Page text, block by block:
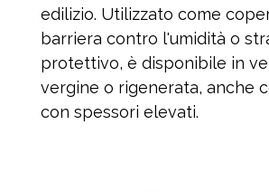
edilizio. Utilizzato come
barriera contro l'umidità o
protettivo, è disponibile in
vergine o rigenerata, anche
con spessori elevati.